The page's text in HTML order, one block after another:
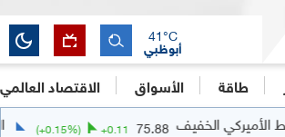
طاقة الأسواق الاقتصاد العالمي
أبوظبي
41°C
الخفيف 75.88
+0.11
(+0.15%)